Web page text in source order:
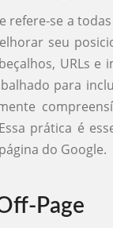
refere-se a
seu
URLs e
para
prática é
do Google.
Page